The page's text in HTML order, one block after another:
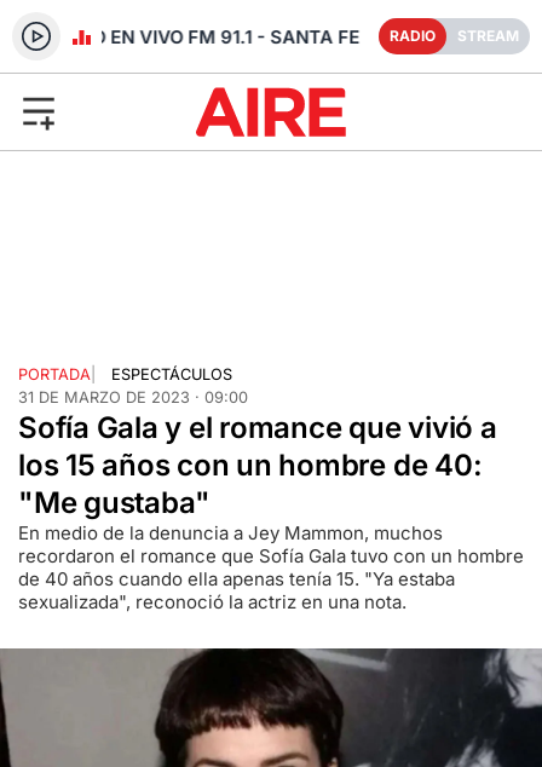
RADIO EN VIVO FM 91.1 - SANTA FE RADIO STREAM
PORTADA
ESPECTÁCULOS
31 DE MARZO DE 2023 · 09:00
Sofía Gala y el romance que vivió a
los 15 años con un hombre de 40:
"Me gustaba"
En medio de la denuncia a Jey Mammon, muchos
recordaron el romance que Sofía Gala tuvo con un hombre
de 40 años cuando ella apenas tenía 15. "Ya estaba
sexualizada", reconoció la actriz en una nota.